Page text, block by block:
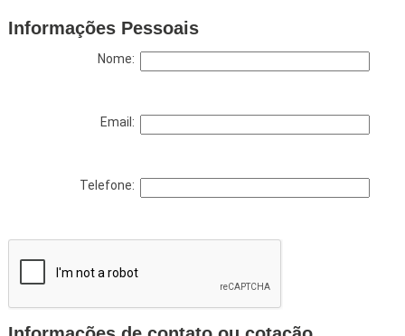
Informações Pessoais
Nome:
Email:
Telefone: